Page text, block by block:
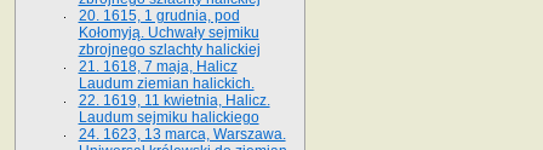
20. 1615, 1 grudnia, pod
Kołomyją. Uchwały sejmiku
zbrojnego szlachty halickiej
21. 1618, 7 maja, Halicz
Laudum ziemian halickich.
22. 1619, 11 kwietnia, Halicz.
Laudum sejmiku halickiego
24. 1623, 13 marca, Warszawa.